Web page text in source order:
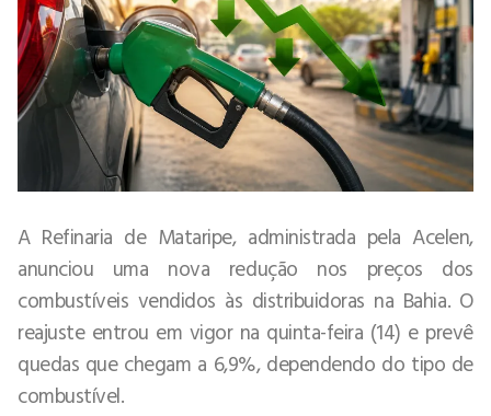
A Refinaria de Mataripe, administrada pela Acelen,
anunciou uma nova redução nos preços dos
combustíveis vendidos às distribuidoras na Bahia. O
reajuste entrou em vigor na quinta-feira (14) e prevê
quedas que chegam a 6,9%, dependendo do tipo de
combustível.